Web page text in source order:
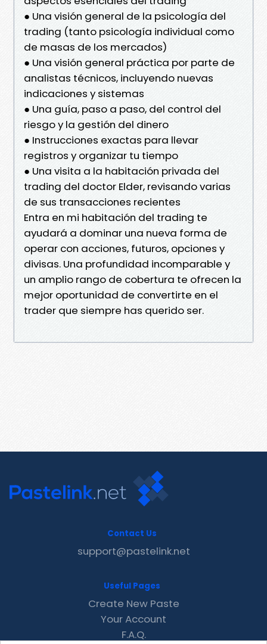
● Una visión general de la psicología del
trading (tanto psicología individual como
de masas de los mercados)
● Una visión general práctica por parte de
analistas técnicos, incluyendo nuevas
indicaciones y sistemas
● Una guía, paso a paso, del control del
riesgo y la gestión del dinero
● Instrucciones exactas para llevar
registros y organizar tu tiempo
● Una visita a la habitación privada del
trading del doctor Elder, revisando varias
de sus transacciones recientes
Entra en mi habitación del trading te
ayudará a dominar una nueva forma de
operar con acciones, futuros, opciones y
divisas. Una profundidad incomparable y
un amplio rango de cobertura te ofrecen la
mejor oportunidad de convertirte en el
trader que siempre has querido ser.
Contact Us
support@pastelink.net
Useful Pages
Create New Paste
Your Account
F.A.Q.